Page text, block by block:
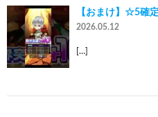
【おまけ】☆5確
2026.05.12
[…]